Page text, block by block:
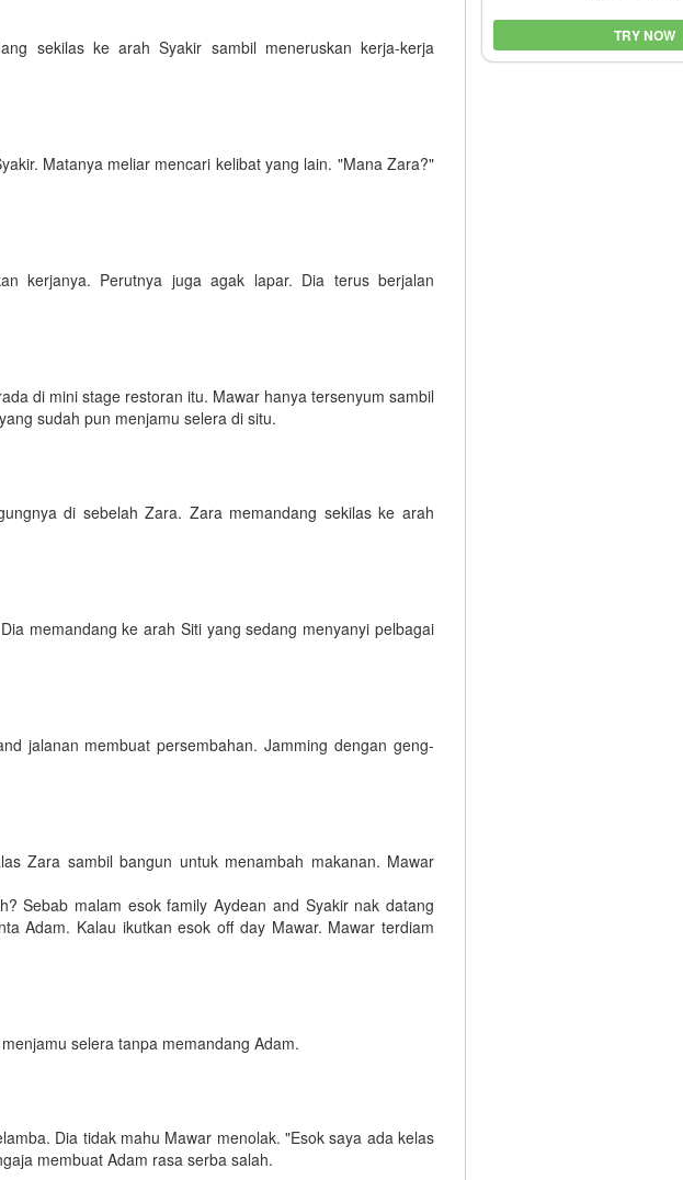
sekilas ke arah Syakir sambil meneruskan kerja-kerja
Matanya meliar mencari kelibat yang lain. "Mana Zara?"
kerjanya. Perutnya juga agak lapar. Dia terus berjalan
di mini stage restoran itu. Mawar hanya tersenyum sambil
sudah pun menjamu selera di situ.
di sebelah Zara. Zara memandang sekilas ke arah
memandang ke arah Siti yang sedang menyanyi pelbagai
jalanan membuat persembahan. Jamming dengan geng-
Zara sambil bangun untuk menambah makanan. Mawar
Sebab malam esok family Aydean and Syakir nak datang
Adam. Kalau ikutkan esok off day Mawar. Mawar terdiam
selera tanpa memandang Adam.
Dia tidak mahu Mawar menolak. "Esok saya ada kelas
membuat Adam rasa serba salah.
TRY NOW